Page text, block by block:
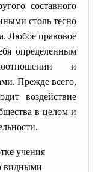
составного
столь тесно
Любое правовое
определенным
и
Прежде всего,
воздействие
в целом и
учения
видными